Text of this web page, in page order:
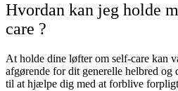
Hvordan kan jeg holde
care ?
At holde dine løfter om self-care kan
afgørende for dit generelle helbred
til at hjælpe dig med at forblive